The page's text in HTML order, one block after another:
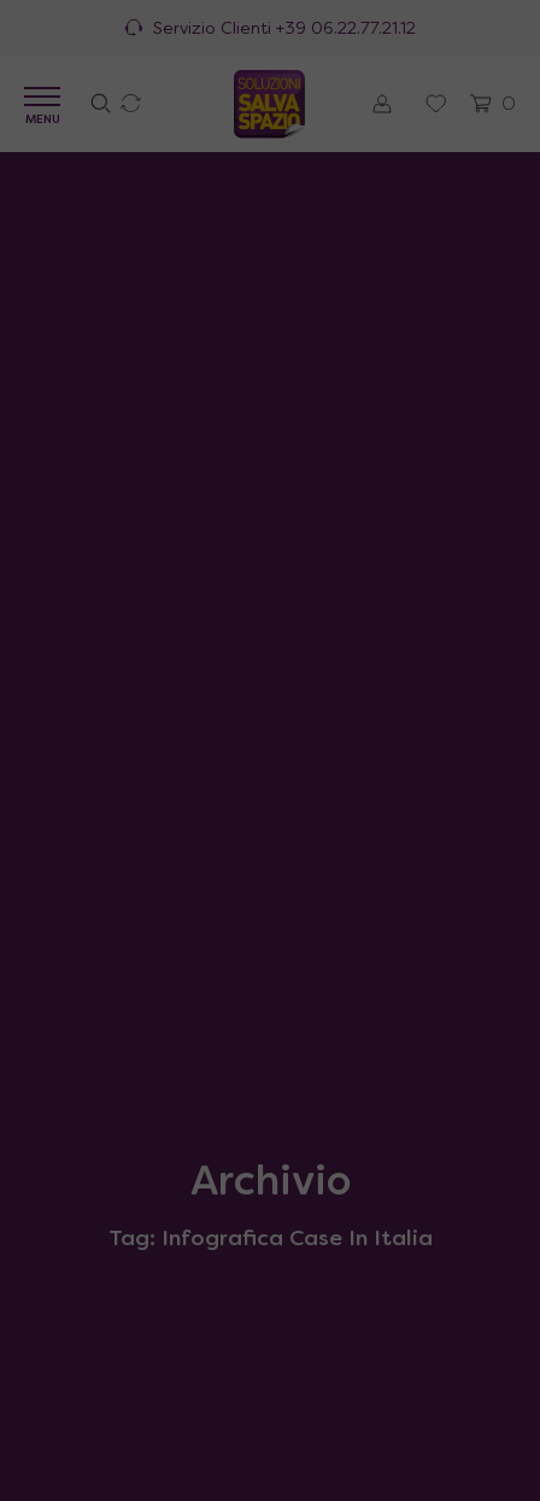
Servizio Clienti +39 06.22.77.21.12
0
MENU
Archivio
Tag: Infografica Case In Italia